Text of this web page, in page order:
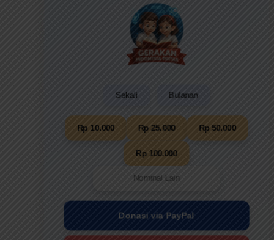
Sekali Bulanan
Rp 10.000 Rp 25.000 Rp 50.000
Rp 100.000
Donasi via PayPal